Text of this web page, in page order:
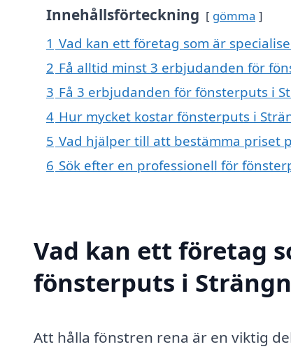
Innehållsförteckning gömma
1 Vad kan ett företag som är
2 Få alltid minst 3 erbjudanden för
3 Få 3 erbjudanden för fönsterputs i
4 Hur mycket kostar fönsterputs i
5 Vad hjälper till att bestämma priset
6 Sök efter en professionell för
Vad kan ett företag
fönsterputs i
Att hålla fönstren rena är en viktig